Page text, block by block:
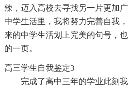
辣，迈入高校去寻找另一片更加
中学生活里，我将努力完善自我
来的中学生活划上完美的句号，
的一页。
高三学生自我鉴定3
完成了高中三年的学业此刻